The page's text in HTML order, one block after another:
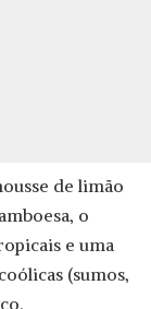
de limão
o
e uma
(sumos,